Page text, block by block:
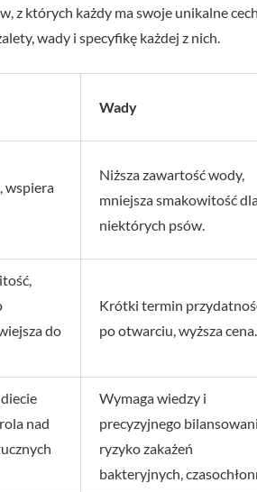
z których każdy ma swoje unikalne
wady i specyfikę każdej z nich.
Wady
wspiera
Niższa zawartość wody,
mniejsza smakowitość
niektórych psów.
do
Krótki termin
po otwarciu, wyższa cena.
nad
Wymaga wiedzy i
precyzyjnego
ryzyko zakażeń
bakteryjnych,